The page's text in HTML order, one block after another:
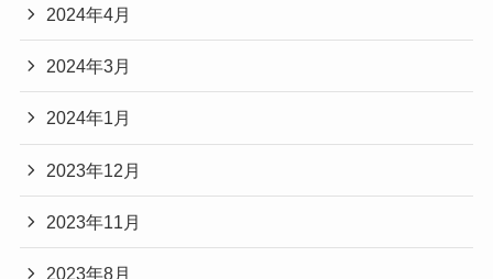
2024年4月
2024年3月
2024年1月
2023年12月
2023年11月
2023年8月